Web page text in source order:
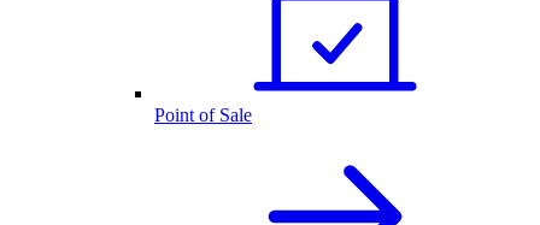
Point of Sale